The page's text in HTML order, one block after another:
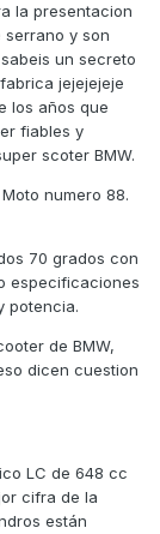
la presentacion
serrano y son
un secreto
jejejejeje
los años que
fiables y
scoter BMW.
numero 88.
70 grados con
especificaciones
potencia.
de BMW,
dicen cuestion
LC de 648 cc
cifra de la
están